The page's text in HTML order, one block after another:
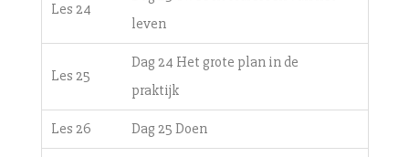
Les 24
leven
Les 25
Dag 24 Het grote plan in de
praktijk
Les 26 Dag 25 Doen